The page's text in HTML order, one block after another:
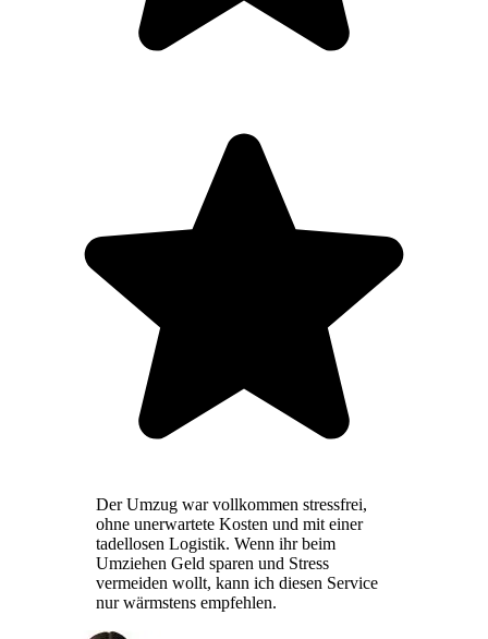
Der Umzug war vollkommen stressfrei,
ohne unerwartete Kosten und mit einer
tadellosen Logistik. Wenn ihr beim
Umziehen Geld sparen und Stress
vermeiden wollt, kann ich diesen Service
nur wärmstens empfehlen.